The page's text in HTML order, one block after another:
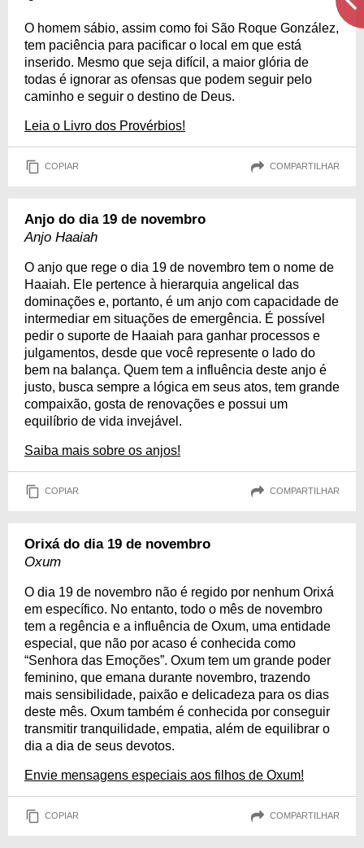
O homem sábio, assim como foi São Roque González,
tem paciência para pacificar o local em que está
inserido. Mesmo que seja difícil, a maior glória de
todas é ignorar as ofensas que podem seguir pelo
caminho e seguir o destino de Deus.
Leia o Livro dos Provérbios!
COPIAR COMPARTILHAR
Anjo do dia 19 de novembro
Anjo Haaiah
O anjo que rege o dia 19 de novembro tem o nome de
Haaiah. Ele pertence à hierarquia angelical das
dominações e, portanto, é um anjo com capacidade de
intermediar em situações de emergência. É possível
pedir o suporte de Haaiah para ganhar processos e
julgamentos, desde que você represente o lado do
bem na balança. Quem tem a influência deste anjo é
justo, busca sempre a lógica em seus atos, tem grande
compaixão, gosta de renovações e possui um
equilíbrio de vida invejável.
Saiba mais sobre os anjos!
COPIAR COMPARTILHAR
Orixá do dia 19 de novembro
Oxum
O dia 19 de novembro não é regido por nenhum Orixá
em específico. No entanto, todo o mês de novembro
tem a regência e a influência de Oxum, uma entidade
especial, que não por acaso é conhecida como
“Senhora das Emoções”. Oxum tem um grande poder
feminino, que emana durante novembro, trazendo
mais sensibilidade, paixão e delicadeza para os dias
deste mês. Oxum também é conhecida por conseguir
transmitir tranquilidade, empatia, além de equilibrar o
dia a dia de seus devotos.
Envie mensagens especiais aos filhos de Oxum!
COPIAR COMPARTILHAR